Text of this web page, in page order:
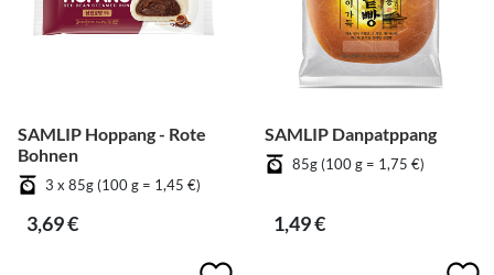
SAMLIP Hoppang - Rote
Bohnen
3 x 85g (100 g = 1,45 €)
3,69 €
SAMLIP Danpatppang
85g (100 g = 1,75 €)
1,49 €